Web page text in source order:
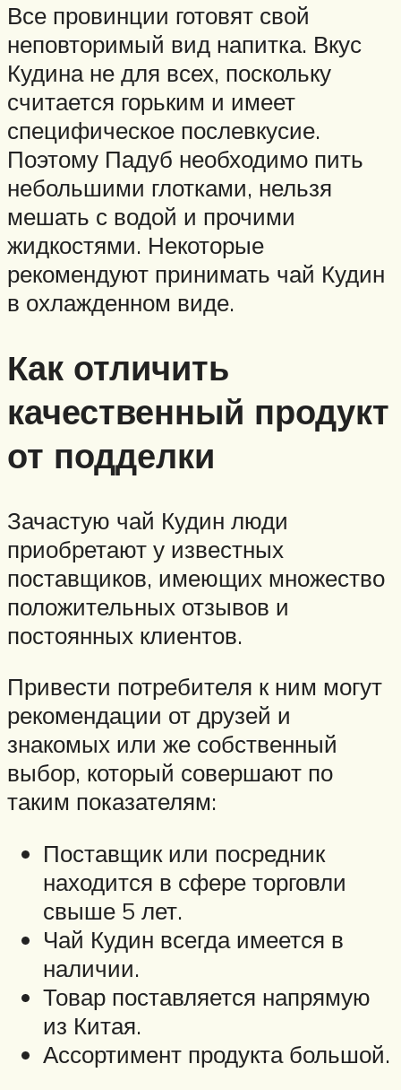
Все провинции готовят свой
неповторимый вид напитка. Вкус
Кудина не для всех, поскольку
считается горьким и имеет
специфическое послевкусие.
Поэтому Падуб необходимо пить
небольшими глотками, нельзя
мешать с водой и прочими
жидкостями. Некоторые
рекомендуют принимать чай Кудин
в охлажденном виде.
Как отличить
качественный продукт
от подделки
Зачастую чай Кудин люди
приобретают у известных
поставщиков, имеющих множество
положительных отзывов и
постоянных клиентов.
Привести потребителя к ним могут
рекомендации от друзей и
знакомых или же собственный
выбор, который совершают по
таким показателям:
Поставщик или посредник
находится в сфере торговли
свыше 5 лет.
Чай Кудин всегда имеется в
наличии.
Товар поставляется напрямую
из Китая.
Ассортимент продукта большой.